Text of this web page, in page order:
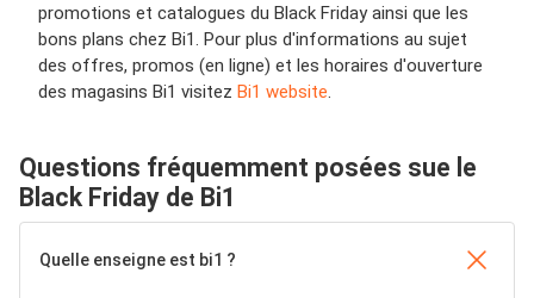
promotions et catalogues du Black Friday ainsi que les
bons plans chez Bi1. Pour plus d'informations au sujet
des offres, promos (en ligne) et les horaires d'ouverture
des magasins Bi1 visitez Bi1 website.
Questions fréquemment posées sue le
Black Friday de Bi1
Quelle enseigne est bi1 ?